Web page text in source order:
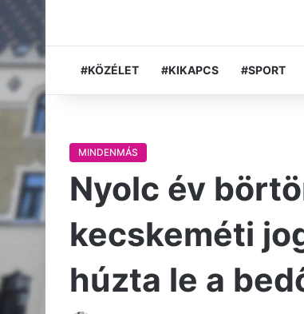
#KÖZÉLET #KIKAPCS #SPORT
MINDENMÁS
Nyolc év
kecskeméti
húzta le a